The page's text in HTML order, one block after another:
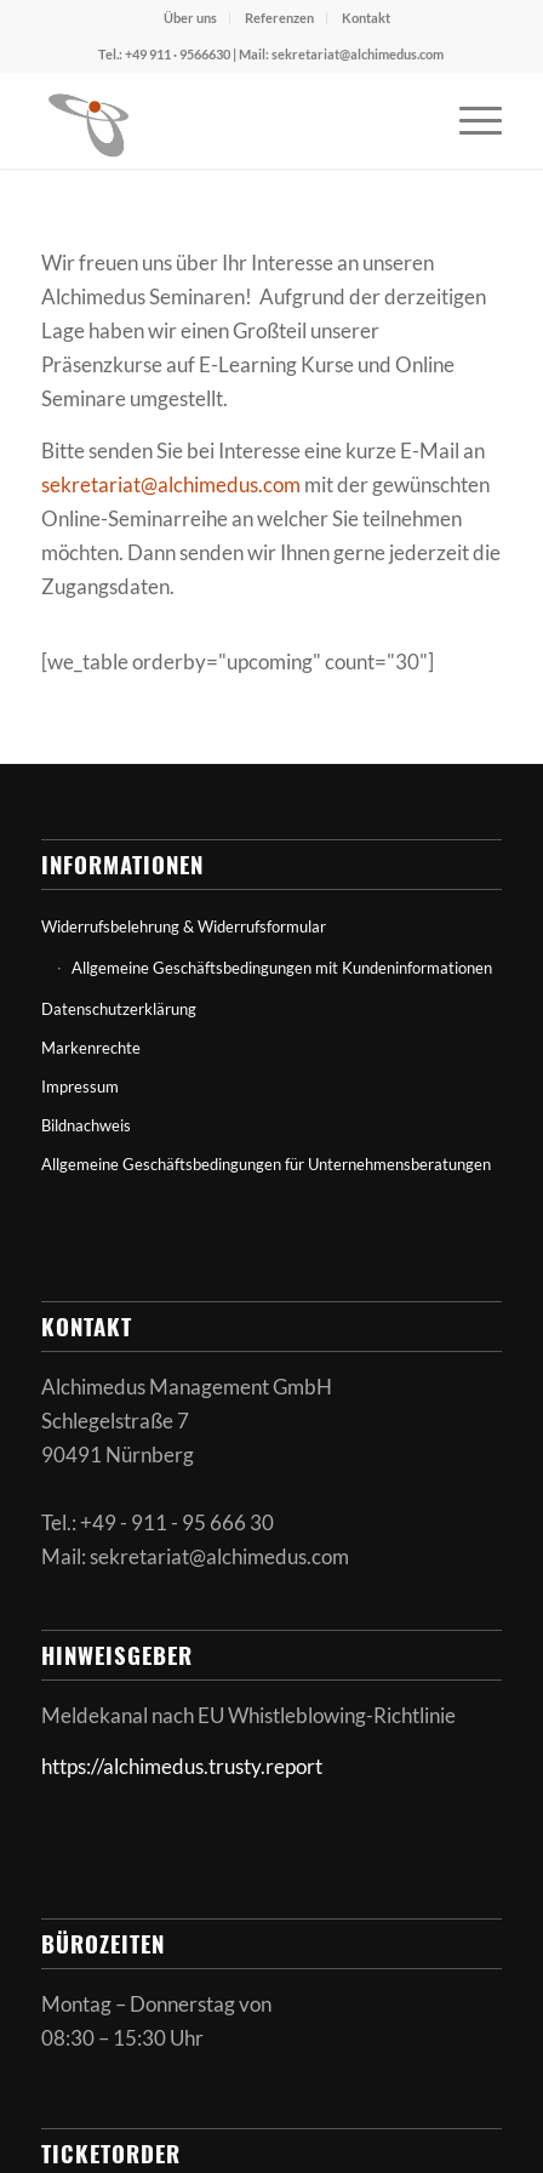
Über uns Referenzen Kontakt
Tel.: +49 911 · 9566630 | Mail: sekretariat@alchimedus.com
Wir freuen uns über Ihr Interesse an unseren
Alchimedus Seminaren! Aufgrund der derzeitigen
Lage haben wir einen Großteil unserer
Präsenzkurse auf E-Learning Kurse und Online
Seminare umgestellt.
Bitte senden Sie bei Interesse eine kurze E-Mail an
sekretariat@alchimedus.com mit der gewünschten
Online-Seminarreihe an welcher Sie teilnehmen
möchten. Dann senden wir Ihnen gerne jederzeit die
Zugangsdaten.
[we_table orderby="upcoming" count="30"]
INFORMATIONEN
Widerrufsbelehrung & Widerrufsformular
Allgemeine Geschäftsbedingungen mit Kundeninformationen
Datenschutzerklärung
Markenrechte
Impressum
Bildnachweis
Allgemeine Geschäftsbedingungen für Unternehmensberatungen
KONTAKT
Alchimedus Management GmbH
Schlegelstraße 7
90491 Nürnberg
Tel.: +49 - 911 - 95 666 30
Mail: sekretariat@alchimedus.com
HINWEISGEBER
Meldekanal nachEU Whistleblowing-Richtlinie
https://alchimedus.trusty.report
BÜROZEITEN
Montag – Donnerstag von
08:30 – 15:30 Uhr
TICKETORDER